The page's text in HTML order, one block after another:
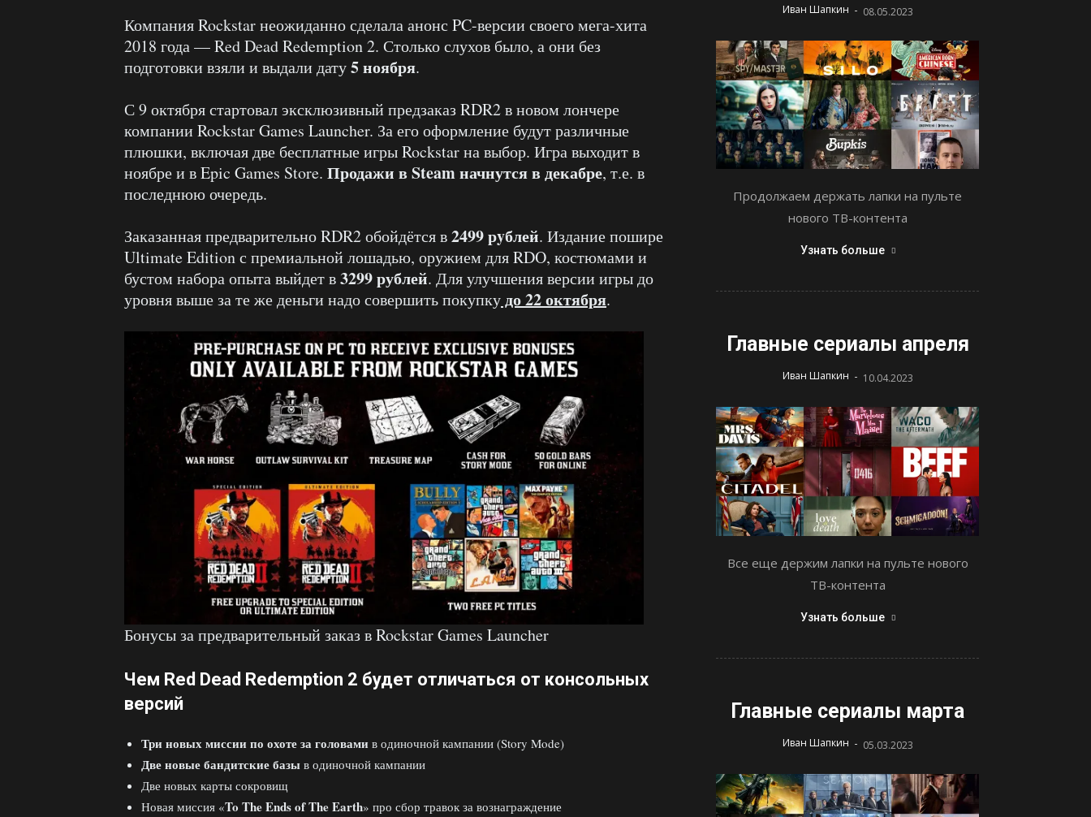
Компания Rockstar неожиданно сделала анонс PC-версии своего мега-хита
2018 года — Red Dead Redemption 2. Столько слухов было, а они без
подготовки взяли и выдали дату5 ноября.
С 9 октября стартовал эксклюзивный предзаказ RDR2 в новом лончере
компании Rockstar Games Launcher. За его оформление будут различные
плюшки, включая две бесплатные игры Rockstar на выбор. Игра выходит в
ноябре и в Epic Games Store. Продажи в Steam начнутся в декабре, т.е. в
последнюю очередь.
Заказанная предварительно RDR2 обойдётся в2499 рyблей. Издание пошире
Ultimate Edition с премиальной лошадью, оружием для RDO, костюмами и
бустом набора опыта выйдет в3299 рублей. Для улучшения версии игры до
уровня выше за те же деньги надо совершить покупкудо 22 октября.
Бонусы за предварительный заказ в Rockstar Games Launcher
Чем Red Dead Redemption 2 будет отличаться от консольных
версий
Три новых миссии по охоте за головами в одиночной кампании (Story Mode)
Две новые бандитские базы в одиночной кампании
Две новых карты сокровищ
Новая миссия «To The Ends of The Earth» про сбор травок за вознаграждение
Иван Шапкин - 08.05.2023
Продолжаем держать лапки на пульте
нового ТВ-контента
Узнать больше
Главные сериалы апреля
Иван Шапкин - 10.04.2023
Все еще держим лапки на пульте нового
ТВ-контента
Узнать больше
Главные сериалы марта
Иван Шапкин - 05.03.2023